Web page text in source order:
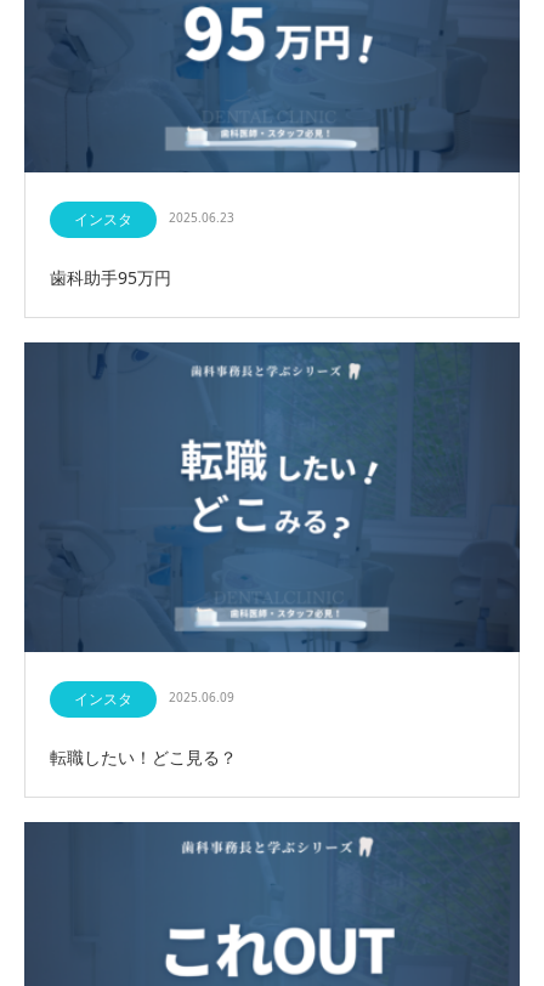
インスタ 2025.06.23
歯科助手95万円
インスタ 2025.06.09
転職したい！どこ見る？